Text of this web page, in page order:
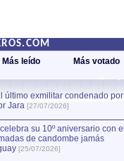
Más leído Más votado
último exmilitar condenado por
Jara [27/07/2026]
su 10º aniversario con el
de candombe jamás
[25/07/2026]